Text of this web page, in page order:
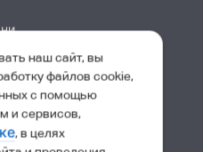
сообщение на
сетях
наш сайт, вы
файлов cookie,
с помощью
и сервисов,
, в целях